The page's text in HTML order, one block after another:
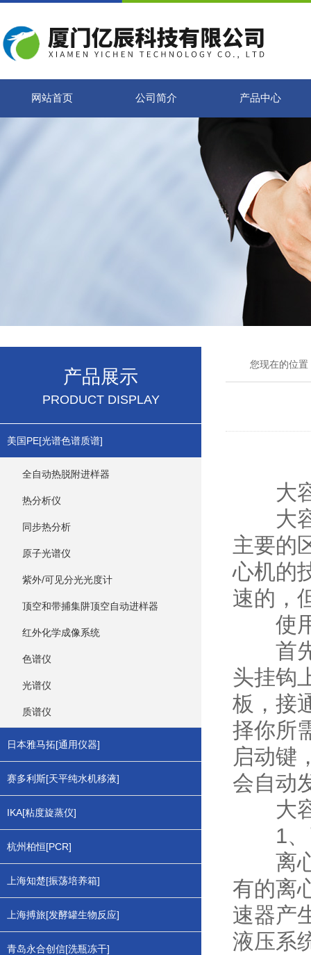
网站首页 公司简介 产品中心
产品展示
PRODUCT DISPLAY
美国PE[光谱色谱质谱]
全自动热脱附进样器
热分析仪
同步热分析
原子光谱仪
紫外/可见分光光度计
顶空和带捕集阱顶空自动进样器
红外化学成像系统
色谱仪
光谱仪
质谱仪
日本雅马拓[通用仪器]
赛多利斯[天平纯水机移液]
IKA[粘度旋蒸仪]
杭州柏恒[PCR]
上海知楚[振荡培养箱]
上海搏旅[发酵罐生物反应]
青岛永合创信[洗瓶冻干]
您现在的位置
大容
大容
主要的
心机的
速的，
使用
首先
头挂钩
板，接
择你所
启动键
会自动
大容
1、
离心
有的离
速器产
液压系